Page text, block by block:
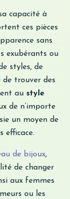
capacité à
ces pièces
sans
exubérants ou
styles, de
de trouver des
au style
de n’importe
un moyen de
efficace.
de bijoux,
de changer
aux femmes
ou les